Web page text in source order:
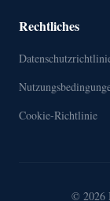
Rechtliches
Cookie-Richtlinie
© 2026